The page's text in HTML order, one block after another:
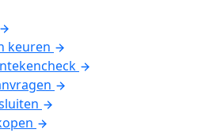
keuren